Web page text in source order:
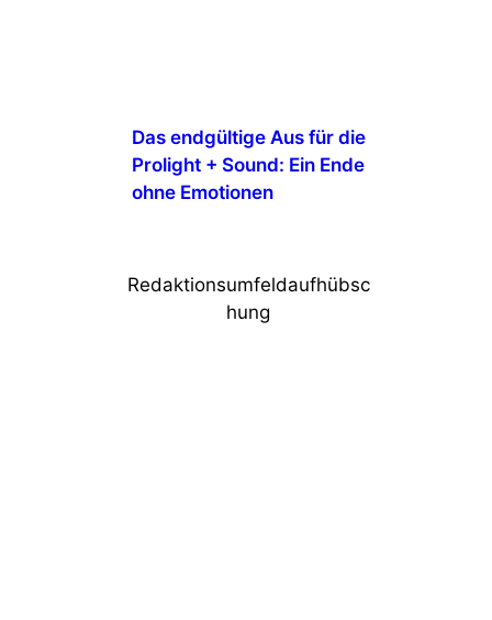
Das endgültige Aus für die
Prolight + Sound: Ein Ende
ohne Emotionen
Redaktionsumfeldaufhübsc
hung